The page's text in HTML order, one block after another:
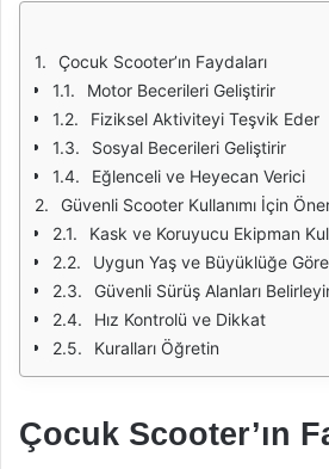
Çocuk Scooter’ın Faydaları
Motor Becerileri Geliştirir
Fiziksel Aktiviteyi Teşvik Eder
Sosyal Becerileri Geliştirir
Eğlenceli ve Heyecan Verici
Güvenli Scooter Kullanımı İçin
Kask ve Koruyucu Ekipman
Uygun Yaş ve Büyüklüğe
Güvenli Sürüş Alanları
Hız Kontrolü ve Dikkat
Kuralları Öğretin
Çocuk Scooter’ın